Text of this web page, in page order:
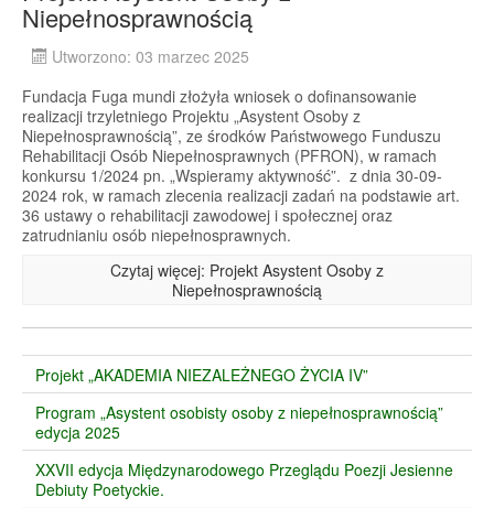
Niepełnosprawnością
Utworzono: 03 marzec 2025
Fundacja Fuga mundi złożyła wniosek o dofinansowanie
realizacji trzyletniego Projektu „Asystent Osoby z
Niepełnosprawnością”, ze środków Państwowego Funduszu
Rehabilitacji Osób Niepełnosprawnych (PFRON), w ramach
konkursu 1/2024 pn. „Wspieramy aktywność”. z dnia 30-09-
2024 rok, w ramach zlecenia realizacji zadań na podstawie art.
36 ustawy o rehabilitacji zawodowej i społecznej oraz
zatrudnianiu osób niepełnosprawnych.
Czytaj więcej: Projekt Asystent Osoby z
Niepełnosprawnością
Projekt „AKADEMIA NIEZALEŻNEGO ŻYCIA IV”
Program „Asystent osobisty osoby z niepełnosprawnością”
edycja 2025
XXVII edycja Międzynarodowego Przeglądu Poezji Jesienne
Debiuty Poetyckie.